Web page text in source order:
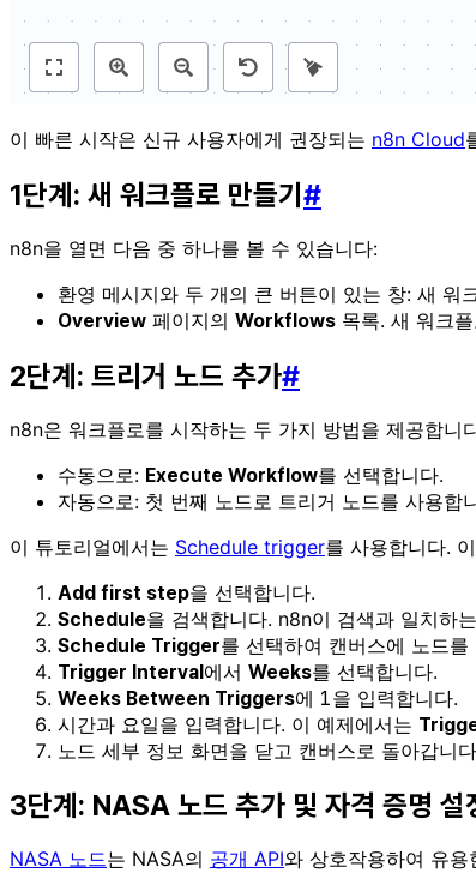
이 빠른 시작은 신규 사용자에게 권장되는 n8n Cloud
1단계: 새 워크플로 만들기 #
n8n을 열면 다음 중 하나를 볼 수 있습니다:
환영 메시지와 두 개의 큰 버튼이 있는 창: 새 워
Overview 페이지의 Workflows 목록. 새 워크
2단계: 트리거 노드 추가#
n8n은 워크플로를 시작하는 두 가지 방법을 제공합니
수동으로: Execute Workflow를 선택합니다.
자동으로: 첫 번째 노드로 트리거 노드를 사용
이 튜토리얼에서는 Schedule trigger를 사용합니다.
Add first step을 선택합니다.
Schedule을 검색합니다. n8n이 검색과 일치하
Schedule Trigger를 선택하여 캔버스에 노드
Trigger Interval에서 Weeks를 선택합니다.
Weeks Between Triggers에 1을 입력합니다.
시간과 요일을 입력합니다. 이 예제에서는
노드 세부 정보 화면을 닫고 캔버스로 돌아갑니
3단계: NASA 노드 추가 및 자격 증명 설
NASA 노드는 NASA의 공개 API와 상호작용하여 유